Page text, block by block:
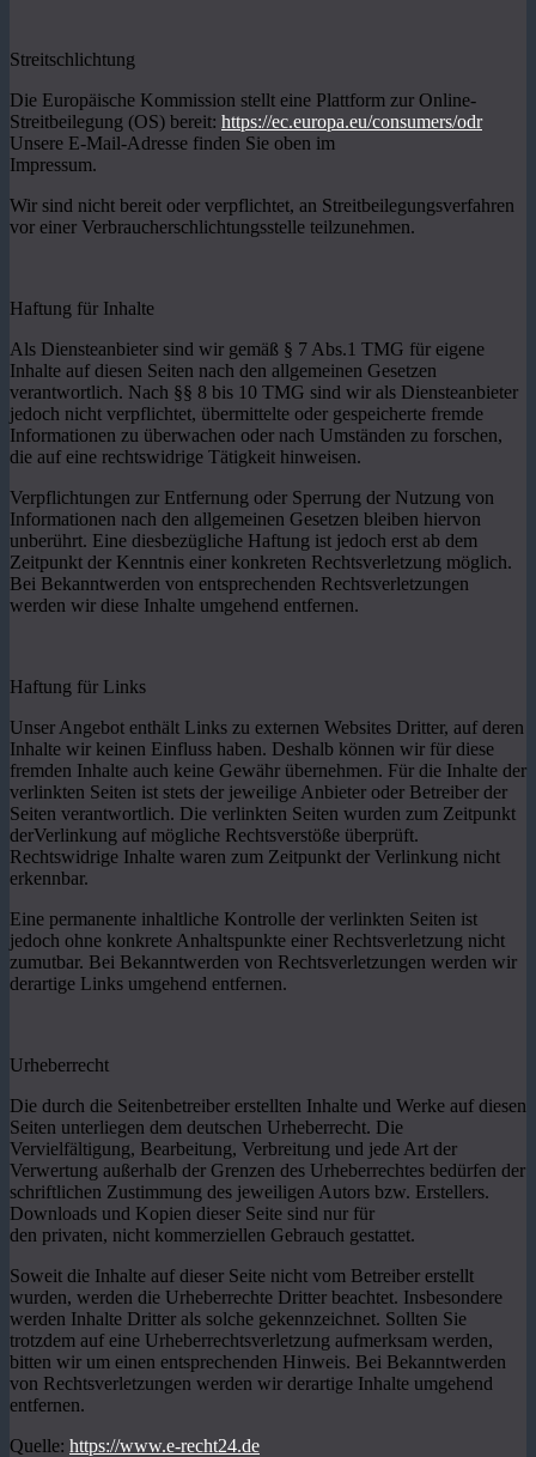
Streitschlichtung
Die Europäische Kommission stellt eine Plattform zur Online-
Streitbeilegung (OS) bereit: https://ec.europa.eu/consumers/odr
Unsere E-Mail-Adresse finden Sie oben im
Impressum.
Wir sind nicht bereit oder verpflichtet, an Streitbeilegungsverfahren
vor einer Verbraucherschlichtungsstelle teilzunehmen.
Haftung für Inhalte
Als Diensteanbieter sind wir gemäß § 7 Abs.1 TMG für eigene
Inhalte auf diesen Seiten nach den allgemeinen Gesetzen
verantwortlich. Nach §§ 8 bis 10 TMG sind wir als Diensteanbieter
jedoch nicht verpflichtet, übermittelte oder gespeicherte fremde
Informationen zu überwachen oder nach Umständen zu forschen,
die auf eine rechtswidrige Tätigkeit hinweisen.
Verpflichtungen zur Entfernung oder Sperrung der Nutzung von
Informationen nach den allgemeinen Gesetzen bleiben hiervon
unberührt. Eine diesbezügliche Haftung ist jedoch erst ab dem
Zeitpunkt der Kenntnis einer konkreten Rechtsverletzung möglich.
Bei Bekanntwerden von entsprechenden Rechtsverletzungen
werden wir diese Inhalte umgehend entfernen.
Haftung für Links
Unser Angebot enthält Links zu externen Websites Dritter, auf deren
Inhalte wir keinen Einfluss haben. Deshalb können wir für diese
fremden Inhalte auch keine Gewähr übernehmen. Für die Inhalte der
verlinkten Seiten ist stets der jeweilige Anbieter oder Betreiber der
Seiten verantwortlich. Die verlinkten Seiten wurden zum Zeitpunkt
derVerlinkung auf mögliche Rechtsverstöße überprüft.
Rechtswidrige Inhalte waren zum Zeitpunkt der Verlinkung nicht
erkennbar.
Eine permanente inhaltliche Kontrolle der verlinkten Seiten ist
jedoch ohne konkrete Anhaltspunkte einer Rechtsverletzung nicht
zumutbar. Bei Bekanntwerden von Rechtsverletzungen werden wir
derartige Links umgehend entfernen.
Urheberrecht
Die durch die Seitenbetreiber erstellten Inhalte und Werke auf diesen
Seiten unterliegen dem deutschen Urheberrecht. Die
Vervielfältigung, Bearbeitung, Verbreitung und jede Art der
Verwertung außerhalb der Grenzen des Urheberrechtes bedürfen der
schriftlichen Zustimmung des jeweiligen Autors bzw. Erstellers.
Downloads und Kopien dieser Seite sind nur für
den privaten, nicht kommerziellen Gebrauch gestattet.
Soweit die Inhalte auf dieser Seite nicht vom Betreiber erstellt
wurden, werden die Urheberrechte Dritter beachtet. Insbesondere
werden Inhalte Dritter als solche gekennzeichnet. Sollten Sie
trotzdem auf eine Urheberrechtsverletzung aufmerksam werden,
bitten wir um einen entsprechenden Hinweis. Bei Bekanntwerden
von Rechtsverletzungen werden wir derartige Inhalte umgehend
entfernen.
Quelle: https://www.e-recht24.de